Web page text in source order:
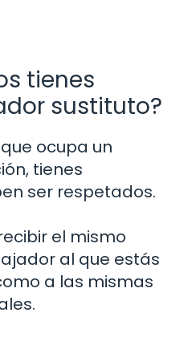
tienes
sustituto?
ocupa un
tienes
ser respetados.
el mismo
al que estás
a las mismas